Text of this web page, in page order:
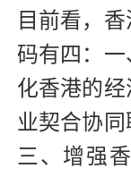
目前看，
码有四：
化香港的
业契合协同
三、增强